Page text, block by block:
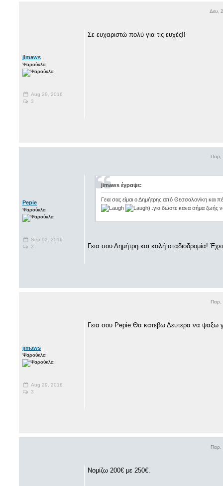
Δευ,
jimaws
Ψαρούκλα
Aug 29, 2016
3
Σε ευχαριστώ πολύ για τις ευχές!!
Παρ,
Pepie
Ψαρούκλα
Sep 02, 2016
3
jimaws έγραψε:
Γεια σας είμαι ο Δημήτρης από Θεσσαλονίκη και
)..για δώστε κανα σήμα ζωής
Γεια σου Δημήτρη και καλή σταδιοδρομία!
Παρ,
jimaws
Ψαρούκλα
Aug 29, 2016
3
Γεια σου Pepie.Θα κατεβω Δευτερα να ψαξω
Παρ,
Νομίζω 200€ με 250€.